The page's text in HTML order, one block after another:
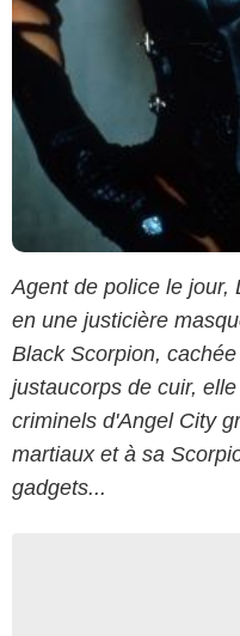
Agent de police le jour,
en une justicière
Black Scorpion,
justaucorps de cuir,
criminels d'Angel City
martiaux et à sa
gadgets...